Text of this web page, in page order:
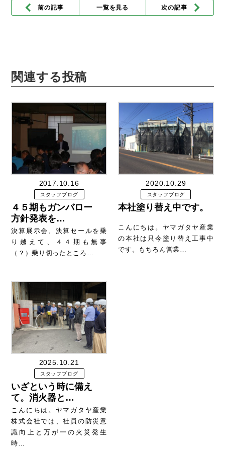
前の記事 次の記事
一覧を見る
関連する投稿
2017.10.16
スタッフブログ
４５期もガンバロー
方針発表を…
決算展示会、決算セールを乗
り越えて、４４期も無事
（？）乗り切ったところ…
2020.10.29
スタッフブログ
本社塗り替え中です。
こんにちは。ヤマガタヤ産業
の本社は只今塗り替え工事中
です。もちろん営業…
2025.10.21
スタッフブログ
いざという時に備え
て。消火器と…
こんにちは。ヤマガタヤ産業
株式会社では、社員の防災意
識向上と万が一の火災発生
時…